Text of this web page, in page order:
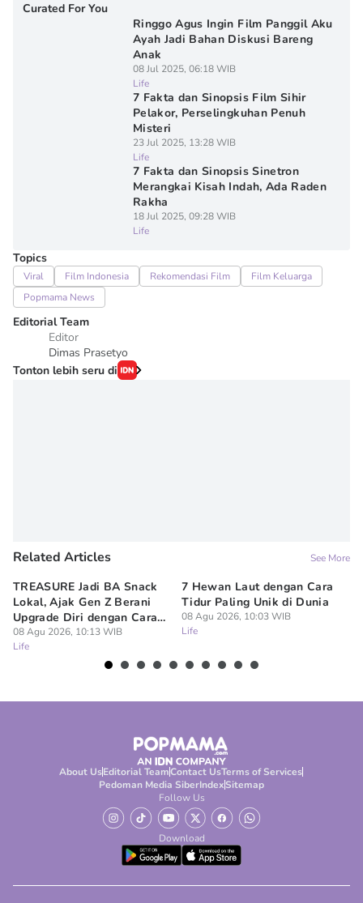
Curated For You
Ringgo Agus Ingin Film Panggil Aku
Ayah Jadi Bahan Diskusi Bareng
Anak
08 Jul 2025, 06:18 WIB
Life
7 Fakta dan Sinopsis Film Sihir
Pelakor, Perselingkuhan Penuh
Misteri
23 Jul 2025, 13:28 WIB
Life
7 Fakta dan Sinopsis Sinetron
Merangkai Kisah Indah, Ada Raden
Rakha
18 Jul 2025, 09:28 WIB
Life
Topics
Viral Film Indonesia Rekomendasi Film
Film Keluarga
Popmama News
Editorial Team
Editor
Dimas Prasetyo
Tonton lebih seru di
Related Articles See More
TREASURE Jadi BA Snack
Lokal, Ajak Gen Z Berani
Upgrade Diri dengan Cara
Sendiri
08 Agu 2026, 10:13 WIB
Life
7 Hewan Laut dengan Cara
Tidur Paling Unik di Dunia
08 Agu 2026, 10:03 WIB
Life
About UsEditorial TeamContact UsTerms of Services
Pedoman Media SiberIndexSitemap
Follow Us
Download